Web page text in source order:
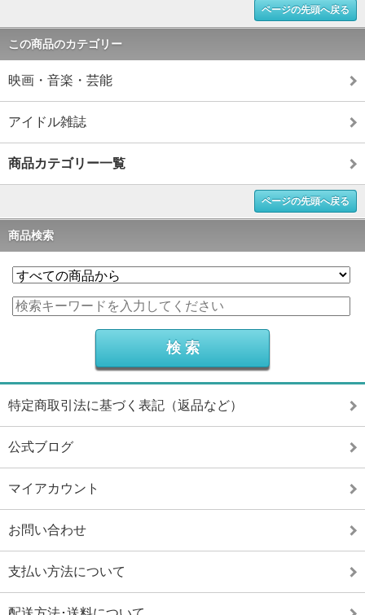
ページの先頭へ戻る
この商品のカテゴリー
映画・音楽・芸能
アイドル雑誌
商品カテゴリー一覧
ページの先頭へ戻る
商品検索
特定商取引法に基づく表記（返品など）
公式ブログ
マイアカウント
お問い合わせ
支払い方法について